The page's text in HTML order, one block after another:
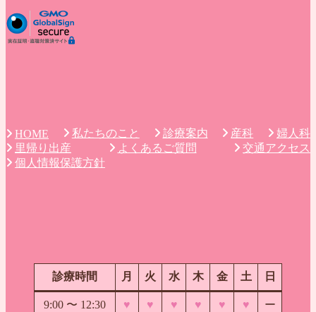
HOME 私たちのこと 診療案内 産科
婦人科
里帰り出産
よくあるご質問
交通アクセス
個人情報保護方針
診療時間 月 火 水 木 金 土 日
9:00 〜 12:30 ♥ ♥ ♥ ♥ ♥ ♥ ー